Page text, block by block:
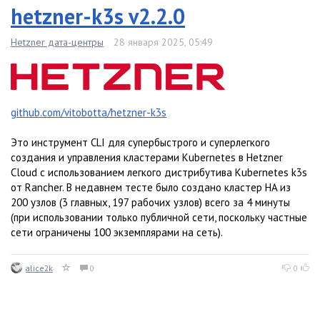
hetzner-k3s v2.2.0
Hetzner дата-центры 28 января 2025, 05:49
github.com/vitobotta/hetzner-k3s
Это инструмент CLI для супербыстрого и суперлегкого
создания и управления кластерами Kubernetes в Hetzner
Cloud с использованием легкого дистрибутива Kubernetes k3s
от Rancher. В недавнем тесте было создано кластер HA из
200 узлов (3 главных, 197 рабочих узлов) всего за 4 минуты
(при использовании только публичной сети, поскольку частные
сети ограничены 100 экземплярами на сеть).
alice2k 0 0